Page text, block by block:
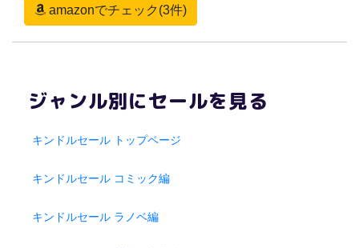
amazonでチェック(3件)
ジャンル別にセールを見る
キンドルセール トップページ
キンドルセール コミック編
キンドルセール ラノベ編